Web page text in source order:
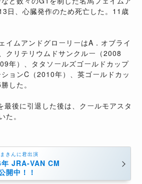
日、心臓発作のため死亡した。11歳
イムアンドグローリーはA．オブライ
クリテリウムドサンクルー（2008
年）、タタソールズゴールドカップ
ションC（2010年）、英ゴールドカッ
した。
後に引退した後は、クールモアスタ
た。
きんに君出演
JRA-VAN CM
開中！！